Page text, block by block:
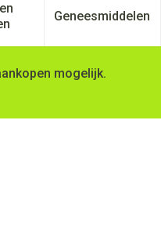
en EHBO categorie
submenu voor Dieren
Geneesmiddelen
Toon
mogelijk.